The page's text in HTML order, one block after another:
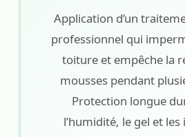
Application d’un
professionnel qui
toiture et empêche la
mousses pendant
Protection longue
l’humidité, le gel et